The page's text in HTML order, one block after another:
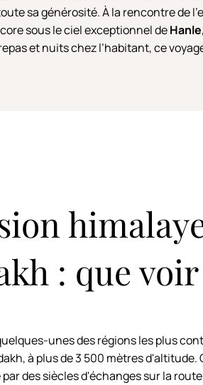
sa générosité. À la rencontre de
sous le ciel exceptionnel deHanle
et nuits chez l’habitant, ce
: que voir
unes des régions les plus
à plus de 3 500 mètres d'altitude.
des siècles d'échanges sur la route